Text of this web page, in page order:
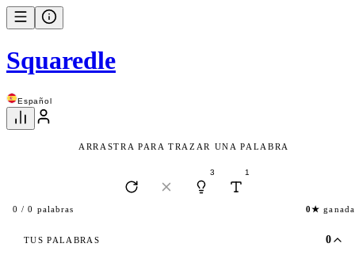
Squaredle
Español
ARRASTRA PARA TRAZAR UNA PALABRA
3 1
0 / 0 palabras 0★ ganada
TUS PALABRAS 0